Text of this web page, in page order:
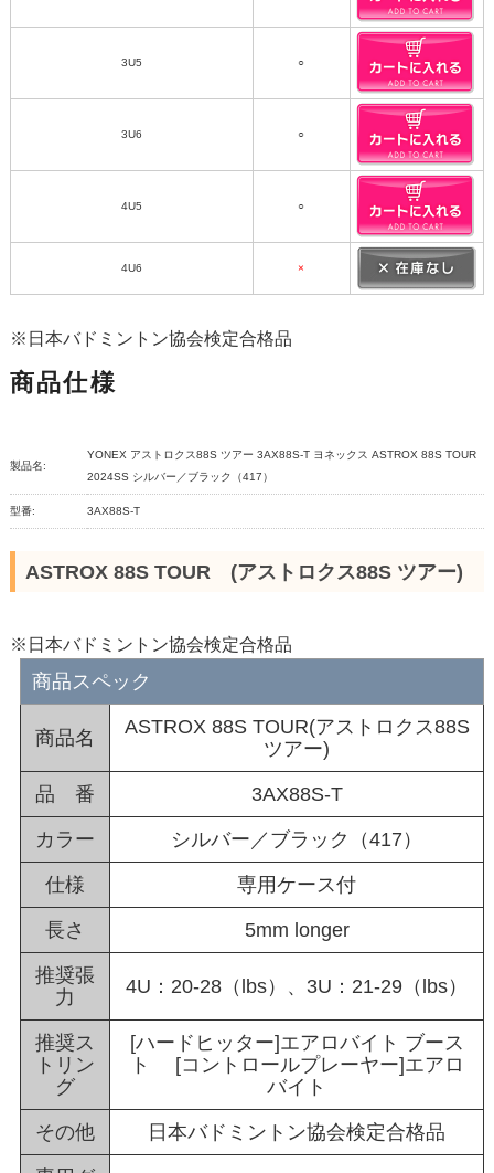
3U5 ○
3U6 ○
4U5 ○
4U6 ×
※日本バドミントン協会検定合格品
商品仕様
製品名:
YONEX アストロクス88S ツアー 3AX88S-T ヨネックス ASTROX 88S TOUR
2024SS シルバー／ブラック（417）
型番: 3AX88S-T
ASTROX 88S TOUR (アストロクス88S ツアー)
※日本バドミントン協会検定合格品
商品スペック
商品名
ASTROX 88S TOUR(アストロクス88S
ツアー)
品 番 3AX88S-T
カラー シルバー／ブラック（417）
仕様 専用ケース付
長さ 5mm longer
推奨張
力
4U：20-28（lbs）、3U：21-29（lbs）
推奨ス
トリン
グ
[ハードヒッター]エアロバイト ブース
ト [コントロールプレーヤー]エアロ
バイト
その他 日本バドミントン協会検定合格品